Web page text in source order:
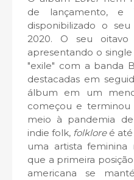
de lançamento, e
disponibilizado o
2020. O seu oitavo
apresentando o single
"exile" com a banda
destacadas em
álbum em um
começou e
meio à pandemia de
indie folk, folkloreé até
uma artista feminina
que a primeira
americana se